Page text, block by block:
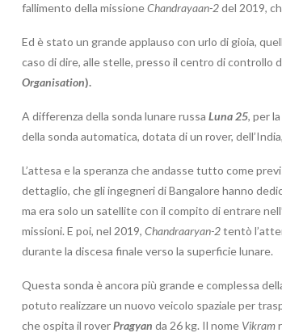
fallimento della missioneChandrayaan-2del 2019,
Ed è stato un grande applauso con urlo di gioia,
caso di dire, alle stelle, presso il centro di controllo
Organisation).
A differenza della sonda lunare russa Luna 25, per
della sonda automatica, dotata di un rover,
L’attesa e la speranza che andasse tutto come
dettaglio, che gli ingegneri di Bangalore hanno
ma era solo un satellite con il compito di entrare
missioni. E poi, nel 2019, Chandraaryan-2tentò
durante la discesa finale verso la superficie lunare.
Questa sonda è ancora più grande e complessa
potuto realizzare un nuovo veicolo spaziale per
che ospita il roverPragyan da 26 kg. Il nome Vikram